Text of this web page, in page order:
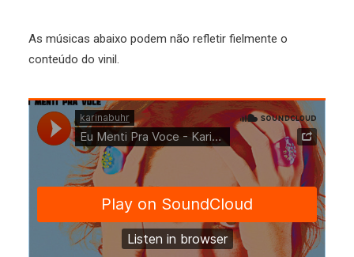
As músicas abaixo podem não refletir fielmente o
conteúdo do vinil.